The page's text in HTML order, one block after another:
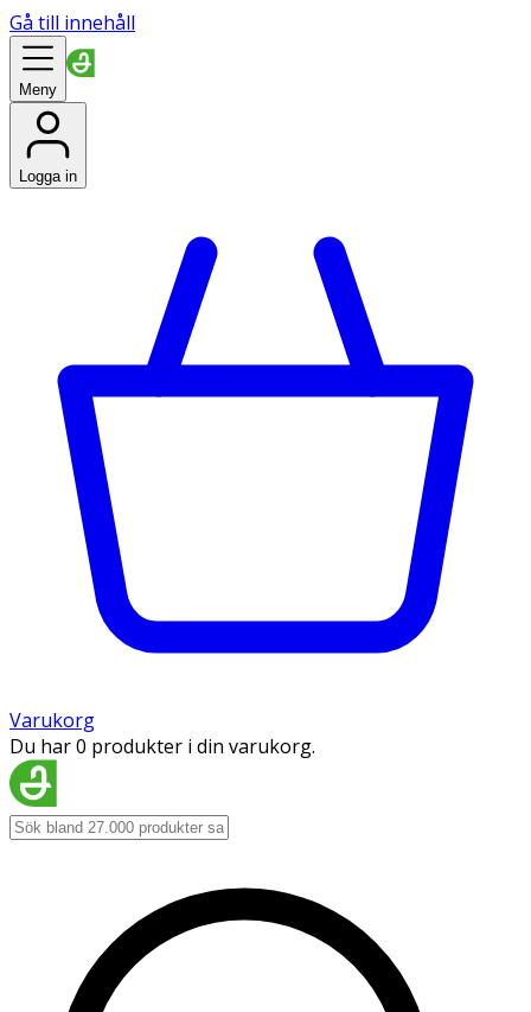
Gå till innehåll
Meny
Logga in
Varukorg
Du har 0 produkter i din varukorg.